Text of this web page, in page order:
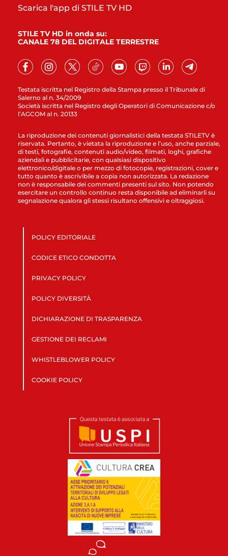
Testata iscritta nel Registro della Stampa presso il Tribunale di
Salerno al n. 34/2009
Società iscritta nel Registro degli Operatori di Comunicazione c/o
l’AGCOM al n. 20133
Scarica l'app di STILE TV HD
STILE TV HD in onda su:
CANALE 78 DEL DIGITALE TERRESTRE
La riproduzione dei contenuti giornalistici della testata STILETV è
riservata. Pertanto, è vietata la riproduzione e l’uso, anche parziale,
di testi, fotografie, contenuti audio/video, filmati, loghi, grafiche
aziendali e pubblicitarie, con qualsiasi dispositivo
elettronico/digitale o per mezzo di fotocopie, registrazioni, cover e
tutto quanto è ascrivibile a copia non autorizzata. La redazione
non è responsabile dei commenti presenti sul sito. Non potendo
esercitare un controllo continuo resta disponibile ad eliminarli su
segnalazione qualora gli stessi risultano offensivi e oltraggiosi.
POLICY EDITORIALE
CODICE ETICO CONDOTTA
PRIVACY POLICY
POLICY DIVERSITÀ
DICHIARAZIONE DI TRASPARENZA
GESTIONE DEI RECLAMI
WHISTLEBLOWER POLICY
COOKIE POLICY